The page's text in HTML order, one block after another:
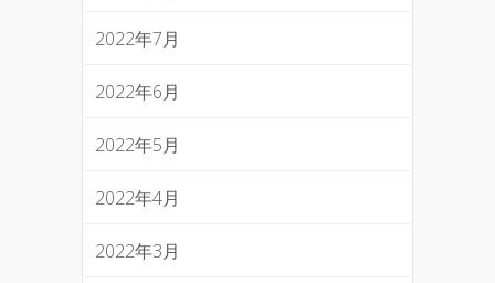
2022年7月
2022年6月
2022年5月
2022年4月
2022年3月